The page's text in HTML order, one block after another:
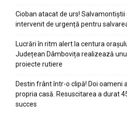
Cioban atacat de urs!
intervenit de urgență pentru
Lucrări în ritm alert la centura
Județean Dâmbovița realizează
proiecte rutiere
Destin frânt într-o clipă! Doi oameni
propria casă. Resuscitarea a durat
succes